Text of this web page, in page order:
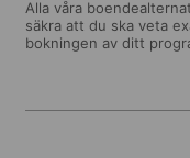
Alla våra
säkra att du ska veta
bokningen av ditt